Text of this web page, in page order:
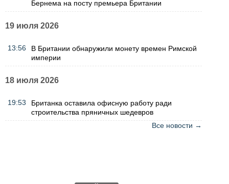
Бернема на посту премьера Британии
19 июля 2026
13:56
В Британии обнаружили монету времен Римской
империи
18 июля 2026
19:53
Британка оставила офисную работу ради
строительства пряничных шедевров
Все новости →